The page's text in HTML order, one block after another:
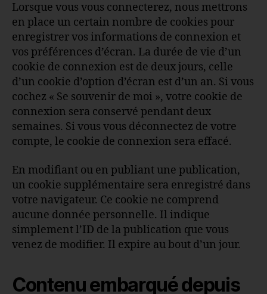
Lorsque vous vous connecterez, nous mettrons
en place un certain nombre de cookies pour
enregistrer vos informations de connexion et
vos préférences d’écran. La durée de vie d’un
cookie de connexion est de deux jours, celle
d’un cookie d’option d’écran est d’un an. Si vous
cochez « Se souvenir de moi », votre cookie de
connexion sera conservé pendant deux
semaines. Si vous vous déconnectez de votre
compte, le cookie de connexion sera effacé.
En modifiant ou en publiant une publication,
un cookie supplémentaire sera enregistré dans
votre navigateur. Ce cookie ne comprend
aucune donnée personnelle. Il indique
simplement l’ID de la publication que vous
venez de modifier. Il expire au bout d’un jour.
Contenu embarqué depuis